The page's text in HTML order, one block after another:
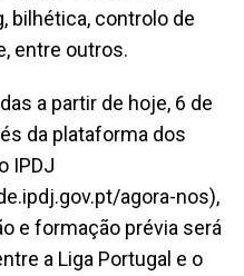
bilhética, controlo de
entre outros.
a partir de hoje, 6 de
da plataforma dos
IPDJ
agora-nos),
e formação prévia será
a Liga Portugal e o